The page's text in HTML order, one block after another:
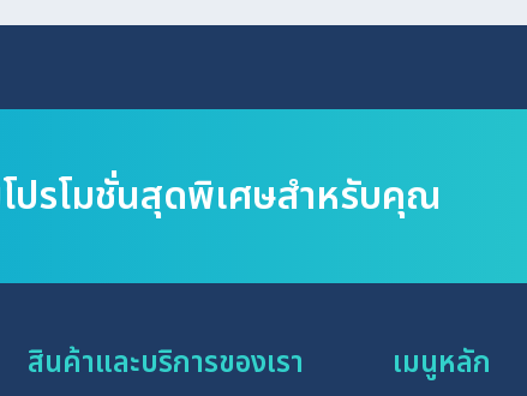
for:
ปรโมชั่นสุดพิเศษสำหรับคุณ
สินค้าและบริการของเรา เมนูหลัก